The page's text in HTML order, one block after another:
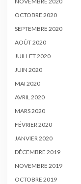
OCTOBRE 2020
SEPTEMBRE 2020
AOÛT 2020
JUILLET 2020
JUIN 2020
MAI 2020
AVRIL 2020
MARS 2020
FÉVRIER 2020
JANVIER 2020
DÉCEMBRE 2019
NOVEMBRE 2019
OCTOBRE 2019